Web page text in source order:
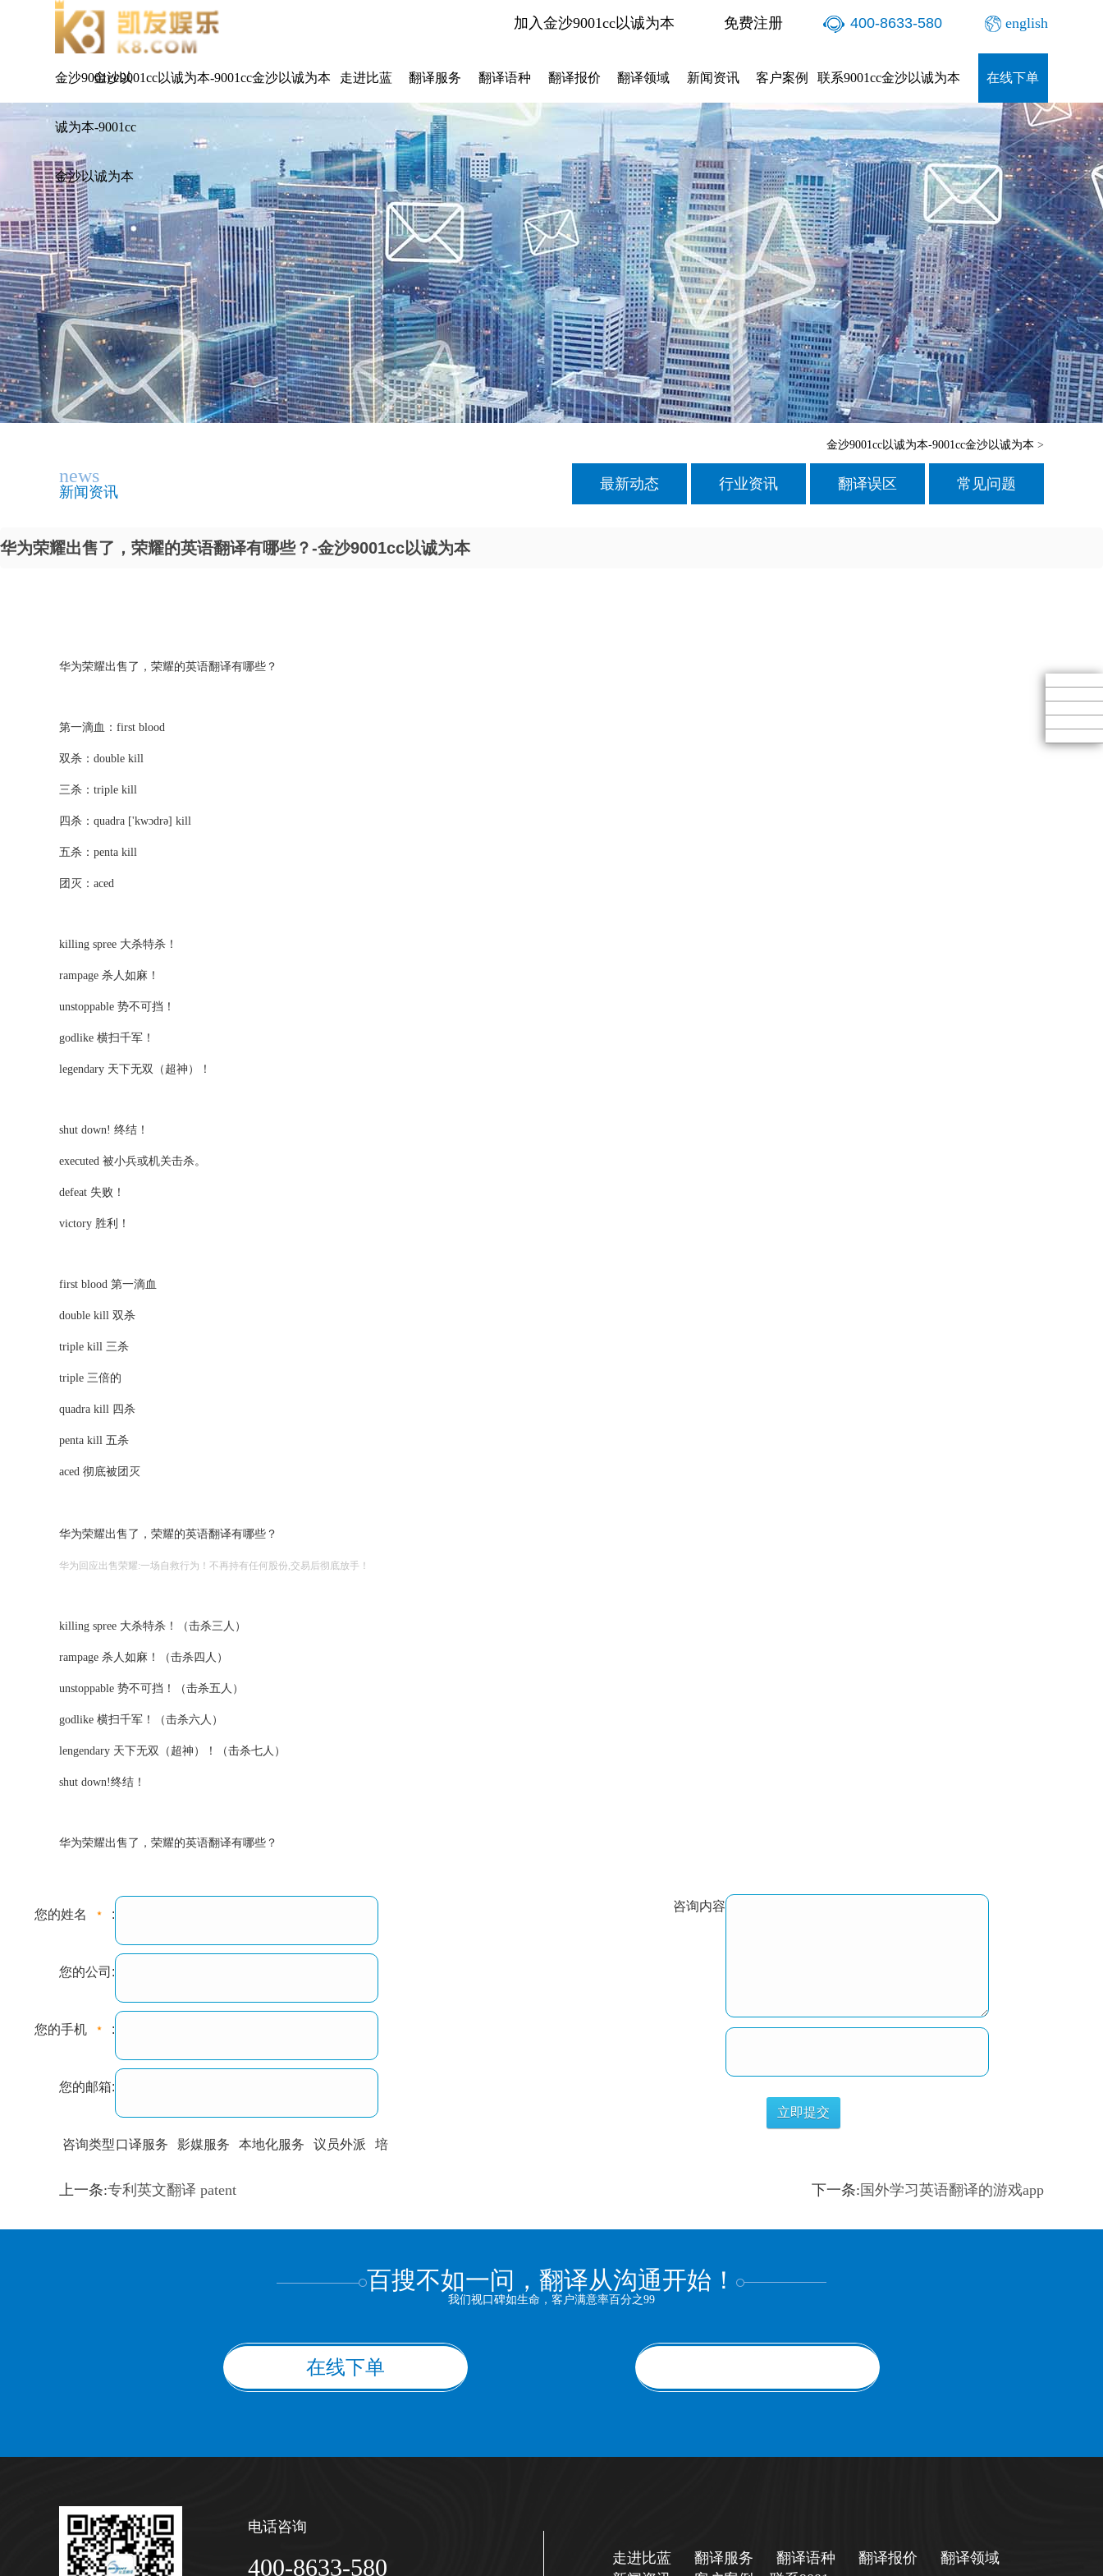
加入金沙9001cc以诚为本 免费注册 400-8633-580 english
金沙9001cc以
诚为本-9001cc
金沙以诚为本
金沙9001cc以诚为本-9001cc金沙以诚为本 走进比蓝 翻译服务 翻译语种 翻译报价 翻译领域 新闻资讯 客户案例 联系9001cc金沙以诚为本 在线下单
金沙9001cc以诚为本-9001cc金沙以诚为本 >
news
新闻资讯 最新动态 行业资讯 翻译误区 常见问题
华为荣耀出售了，荣耀的英语翻译有哪些？-金沙9001cc以诚为本
华为荣耀出售了，荣耀的英语翻译有哪些？
第一滴血：first blood
双杀：double kill
三杀：triple kill
四杀：quadra ['kwɔdrə] kill
五杀：penta kill
团灭：aced
killing spree 大杀特杀！
rampage 杀人如麻！
unstoppable 势不可挡！
godlike 横扫千军！
legendary 天下无双（超神）！
shut down! 终结！
executed 被小兵或机关击杀。
defeat 失败！
victory 胜利！
first blood 第一滴血
double kill 双杀
triple kill 三杀
triple 三倍的
quadra kill 四杀
penta kill 五杀
aced 彻底被团灭
华为荣耀出售了，荣耀的英语翻译有哪些？
华为回应出售荣耀:一场自救行为！不再持有任何股份,交易后彻底放手！
killing spree 大杀特杀！（击杀三人）
rampage 杀人如麻！（击杀四人）
unstoppable 势不可挡！（击杀五人）
godlike 横扫千军！（击杀六人）
lengendary 天下无双（超神）！（击杀七人）
shut down!终结！
华为荣耀出售了，荣耀的英语翻译有哪些？
您的姓名 :
您的公司:
您的手机 :
您的邮箱:
咨询类型口译服务 影媒服务 本地化服务 议员外派 培
训翻译 标准级
咨询内容
上一条:专利英文翻译 patent 下一条: 国外学习英语翻译的游戏app
百搜不如一问，翻译从沟通开始！
我们视口碑如生命，客户满意率百分之99
在线下单
电话咨询
400-8633-580 走进比蓝 翻译服务 翻译语种 翻译报价
翻译领域